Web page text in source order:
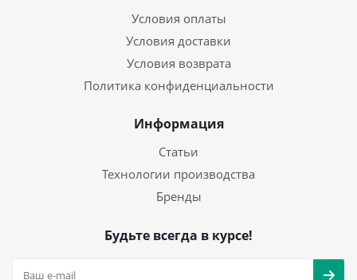
Условия оплаты
Условия доставки
Условия возврата
Политика конфиденциальности
Информация
Статьи
Технологии производства
Бренды
Будьте всегда в курсе!